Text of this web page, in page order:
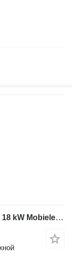
Kaeser M27 Kubota 2,7 m3 / min 7 Bar 18 kW Mobiele Silent Diesel Compre